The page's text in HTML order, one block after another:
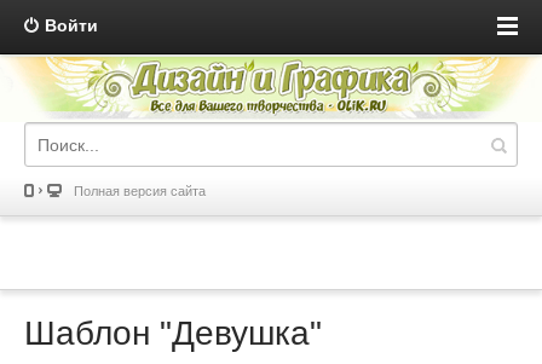
Войти
Полная версия сайта
Шаблон "Девушка"